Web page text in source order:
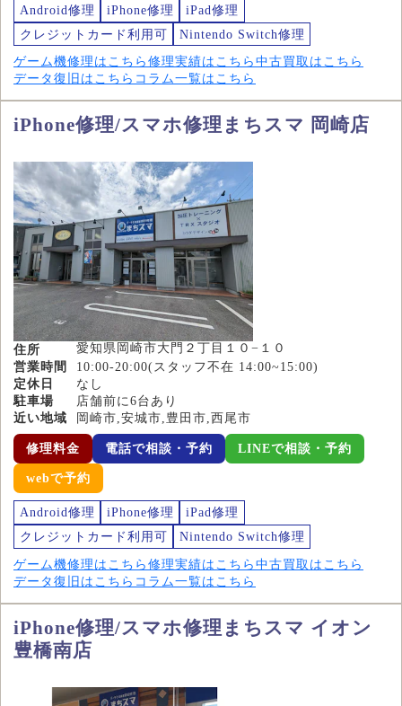
Android修理 iPhone修理
iPad修理
クレジットカード利用可
Nintendo Switch修理
ゲーム機修理はこちら 修理実績はこちら 中古買取はこちら
データ復旧はこちら コラム一覧はこちら
iPhone修理/スマホ修理まちスマ 岡崎店
住所
愛知県岡崎市大門２丁目１０−１０
営業時間
10:00-20:00(スタッフ不在 14:00~15:00)
定休日
なし
駐車場
店舗前に6台あり
近い地域
岡崎市,安城市,豊田市,西尾市
修理料金 電話で相談・予約 LINEで相談・予約
webで予約
Android修理 iPhone修理
iPad修理
クレジットカード利用可
Nintendo Switch修理
ゲーム機修理はこちら 修理実績はこちら 中古買取はこちら
データ復旧はこちら コラム一覧はこちら
iPhone修理/スマホ修理まちスマ イオン
豊橋南店